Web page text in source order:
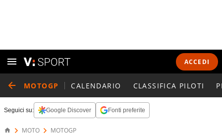
ACCEDI
MOTOGP CALENDARIO CLASSIFICA PILOTI
Seguici su: Google Discover Fonti preferite
MOTO MOTOGP